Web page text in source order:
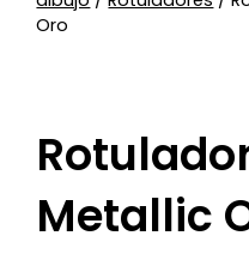
Oro
Metallic